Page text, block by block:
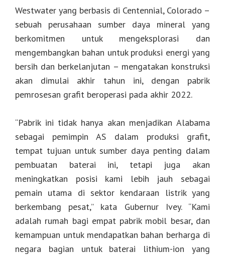
Westwater yang berbasis di Centennial, Colorado –
sebuah perusahaan sumber daya mineral yang
berkomitmen untuk mengeksplorasi dan
mengembangkan bahan untuk produksi energi yang
bersih dan berkelanjutan – mengatakan konstruksi
akan dimulai akhir tahun ini, dengan pabrik
pemrosesan grafit beroperasi pada akhir 2022.
“Pabrik ini tidak hanya akan menjadikan Alabama
sebagai pemimpin AS dalam produksi grafit,
tempat tujuan untuk sumber daya penting dalam
pembuatan baterai ini, tetapi juga akan
meningkatkan posisi kami lebih jauh sebagai
pemain utama di sektor kendaraan listrik yang
berkembang pesat,” kata Gubernur Ivey. “Kami
adalah rumah bagi empat pabrik mobil besar, dan
kemampuan untuk mendapatkan bahan berharga di
negara bagian untuk baterai lithium-ion yang